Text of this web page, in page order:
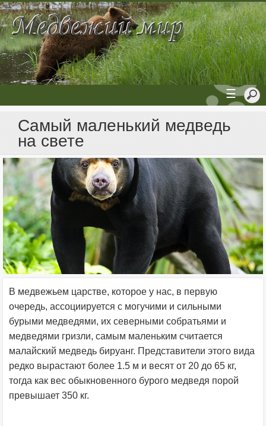
☰
Самый маленький медведь
на свете
В медвежьем царстве, которое у нас, в первую
очередь, ассоциируется с могучими и сильными
бурыми медведями, их северными собратьями и
медведями гризли, самым маленьким считается
малайский медведь бируанг. Представители этого вида
редко вырастают более 1.5 м и весят от 20 до 65 кг,
тогда как вес обыкновенного бурого медведя порой
превышает 350 кг.